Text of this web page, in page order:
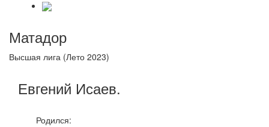
Матадор
Высшая лига (Лето 2023)
Евгений Исаев.
Родился: